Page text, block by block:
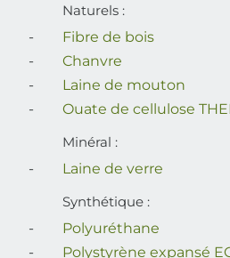
Naturels :
Fibre de bois
Chanvre
Laine de mouton
Ouate de cellulose
Minéral :
Laine de verre
Synthétique :
Polyuréthane
Polystyrène expansé